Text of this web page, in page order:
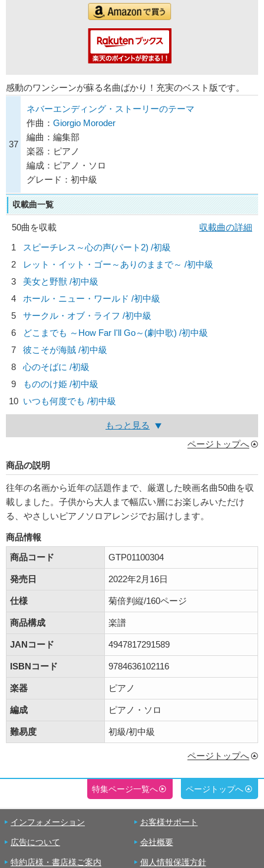
感動のワンシーンが蘇る名曲ばかり！充実のベスト版です。
37
ネバーエンディング・ストーリーのテーマ
作曲： Giorgio Moroder
編曲：編集部
楽器：ピアノ
編成：ピアノ・ソロ
グレード：初中級
収載曲一覧
50曲を収載
収載曲の詳細
1
スピーチレス～心の声(パート2) /初級
2
レット・イット・ゴー～ありのままで～ /初中級
3
美女と野獣 /初中級
4
ホール・ニュー・ワールド /初中級
5
サークル・オブ・ライフ /初中級
6
どこまでも ～How Far I'll Go～(劇中歌) /初中級
7
彼こそが海賊 /初中級
8
心のそばに /初級
9
もののけ姫 /初中級
10 いつも何度でも /初中級
もっと見る
ページトップへ
商品の説明
往年の名画から近年の話題作まで、厳選した映画名曲50曲を収
載しました。子供から大人まで幅広い層にお楽しみいただけ
る、やさしいピアノソロアレンジでお届けします。
商品情報
商品コード
GTP01100304
発売日 2022年2月16日
仕様 菊倍判縦/160ページ
商品構成 楽譜
JANコード 4947817291589
ISBNコード 9784636102116
楽器 ピアノ
編成 ピアノ・ソロ
難易度 初級/初中級
ページトップへ
特集ページ一覧へ ページトップへ
インフォメーション お客様サポート
広告について 会社概要
特約店様・書店様ご案内 個人情報保護方針